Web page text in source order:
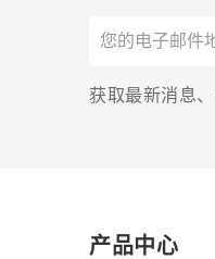
获取最新消息
产品中心